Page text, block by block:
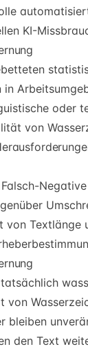
KI-
oder
von
Negative
von Textlänge
von
bleiben
den Text